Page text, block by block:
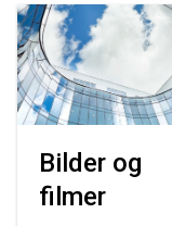
Bilder og
filmer